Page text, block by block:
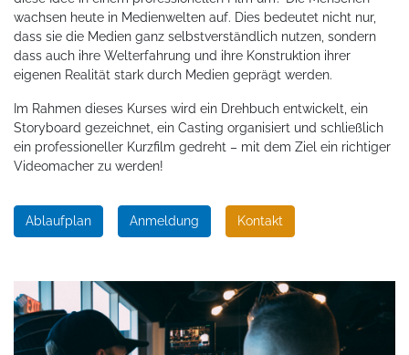
wachsen heute in Medienwelten auf. Dies bedeutet nicht nur,
dass sie die Medien ganz selbstverständlich nutzen, sondern
dass auch ihre Welterfahrung und ihre Konstruktion ihrer
eigenen Realität stark durch Medien geprägt werden.
Im Rahmen dieses Kurses wird ein Drehbuch entwickelt, ein
Storyboard gezeichnet, ein Casting organisiert und schließlich
ein professioneller Kurzfilm gedreht – mit dem Ziel ein richtiger
Videomacher zu werden!
Ablaufplan Anmeldung Kontakt